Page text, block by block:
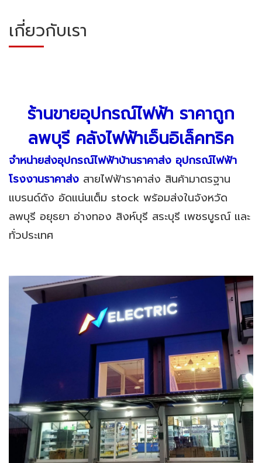
เกี่ยวกับเรา
ร้านขายอุปกรณ์ไฟฟ้า ราคาถูก
ลพบุรี คลังไฟฟ้าเอ็นอิเล็คทริค
จำหน่ายส่งอุปกรณ์ไฟฟ้าบ้านราคาส่ง อุปกรณ์ไฟฟ้า
โรงงานราคาส่ง สายไฟฟ้าราคาส่ง สินค้ามาตรฐาน
แบรนด์ดัง อัดแน่นเต็ม stock พร้อมส่งในจังหวัด
ลพบุรี อยุธยา อ่างทอง สิงห์บุรี สระบุรี เพชรบูรณ์ และ
ทั่วประเทศ